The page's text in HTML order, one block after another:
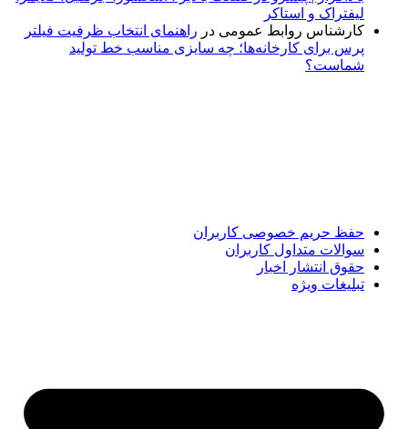
لیفتراک و استاکر
کارشناس روابط عمومی در راهنمای انتخاب ظرفیت فیلتر
پرس برای کارخانه‌ها؛ چه سایزی مناسب خط تولید
شماست؟
حفظ حریم خصوصی کاربران
سوالات متداول کاربران
حقوق انتشار اخبار
تبلیغات ویژه